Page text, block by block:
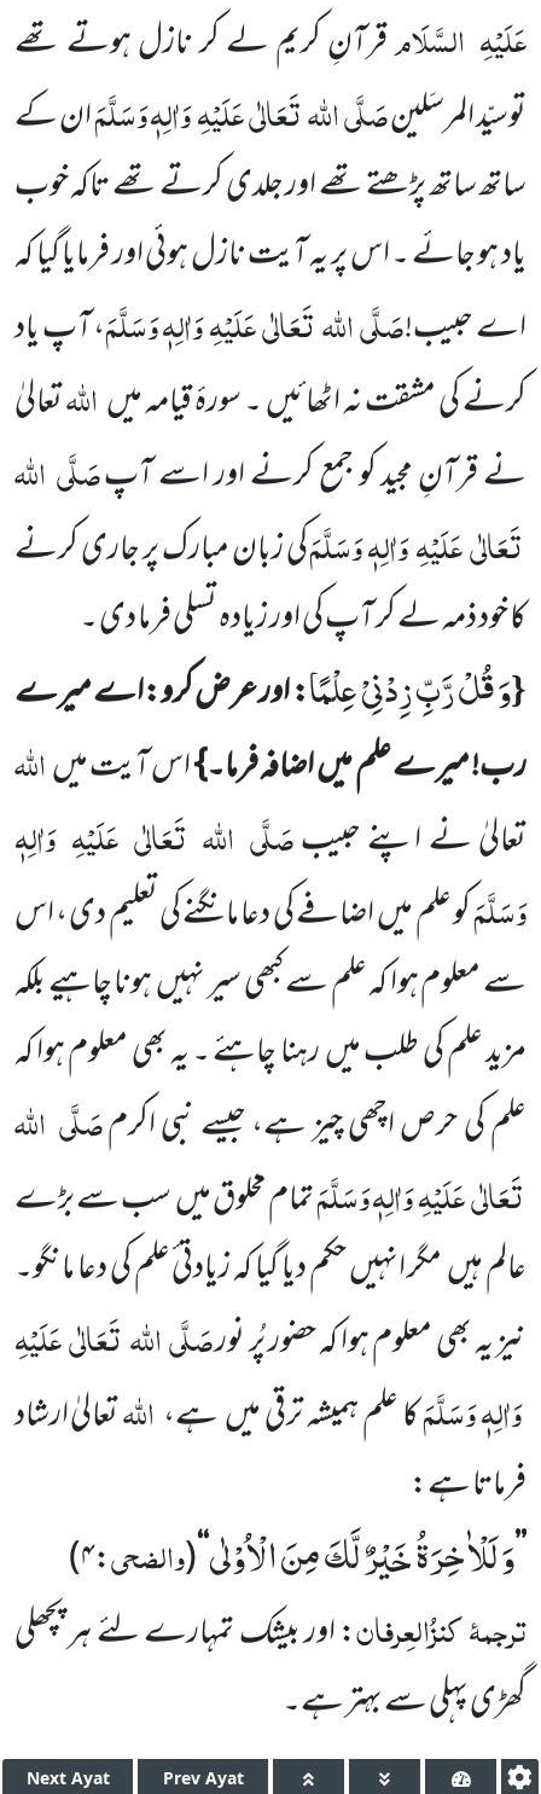
عَلَیْہِ السَّلَامقرآنِ کریم لے کر نازل ہوتے تھے
توسیّد المرسَلینصَلَّیاللہتَعَالٰیعَلَیْہِوَاٰلِہٖ وَسَلَّمَان کے
ساتھ ساتھ پڑھتےتھے اور جلدی کرتے تھے تاکہ خوب
یاد ہو جائے ۔ اس پر یہ آیت نازل ہوئی اور فرمایا گیا کہ
اے حبیب!صَلَّیاللہتَعَالٰیعَلَیْہِوَاٰلِہٖ وَسَلَّمَ، آپ یاد
کرنے کی مشقت نہ اٹھائیں۔ سورۂ قیامہ میںاللہتعالیٰ
نے قرآنِ مجید کو جمع کرنے اور اسے آپصَلَّی اللہ
تَعَالٰیعَلَیْہِوَاٰلِہٖ وَسَلَّمَکی زبان مبارک پر جاری کرنے
کا خود ذمہ لے کر آپ کی اور زیادہ تسلی فرما دی ۔
{وَ قُلْ رَّبِّ زِدْنِیْ عِلْمًا: اور عرض کرو:اے میرے
رب! میرے علم میںاضافہ فرما۔}اس آیت میںاللہ
تعالیٰ نے اپنے حبیبصَلَّی اللہ تَعَالٰی عَلَیْہِ وَاٰلِہٖ
وَسَلَّمَکو علم میںاضافے کی دعا مانگنے کی تعلیم دی ، اس
سے معلوم ہوا کہ علم سے کبھی سیر نہیںہونا چاہیے بلکہ
مزید علم کی طلب میںرہنا چاہئے ۔ یہ بھی معلوم ہوا کہ
علم کی حرص اچھی چیز ہے، جیسے نبی اکرمصَلَّی اللہ
تَعَالٰیعَلَیْہِوَاٰلِہٖ وَسَلَّمَتمام مخلوق میںسب سے بڑے
عالم ہیںمگر انہیں حکم دیا گیا کہ زیادتی ٔعلم کی دعا مانگو۔
نیز یہ بھی معلوم ہوا کہ حضور پُر نورصَلَّیاللہتَعَالٰیعَلَیْہِ
وَاٰلِہٖ وَسَلَّمَکا علم ہمیشہ ترقی میںہے، اللہتعالیٰ ارشاد
فرماتا ہے:
’’وَ لَلْاٰخِرَةُ خَیْرٌ لَّكَ مِنَ الْاُوْلٰى‘‘
(والضحی:۴)
ترجمۂکنزُالعِرفان: اور بیشک تمہارے لئے ہر پچھلی
گھڑی پہلیسے بہتر ہے۔
Next Ayat Prev Ayat